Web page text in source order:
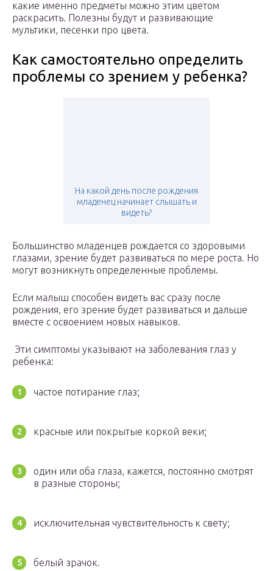
какие именно предметы можно этим цветом
раскрасить. Полезны будут и развивающие
мультики, песенки про цвета.
Как самостоятельно определить
проблемы со зрением у ребенка?
На какой день после рождения
младенец начинает слышать и
видеть?
Большинство младенцев рождается со здоровыми
глазами, зрение будет развиваться по мере роста. Но
могут возникнуть определенные проблемы.
Если малыш способен видеть вас сразу после
рождения, его зрение будет развиваться и дальше
вместе с освоением новых навыков.
Эти симптомы указывают на заболевания глаз у
ребенка:
частое потирание глаз;
красные или покрытые коркой веки;
один или оба глаза, кажется, постоянно смотрят
в разные стороны;
исключительная чувствительность к свету;
белый зрачок.